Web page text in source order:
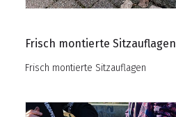
Frisch montierte Sitzauflagen
Frisch montierte Sitzauflagen